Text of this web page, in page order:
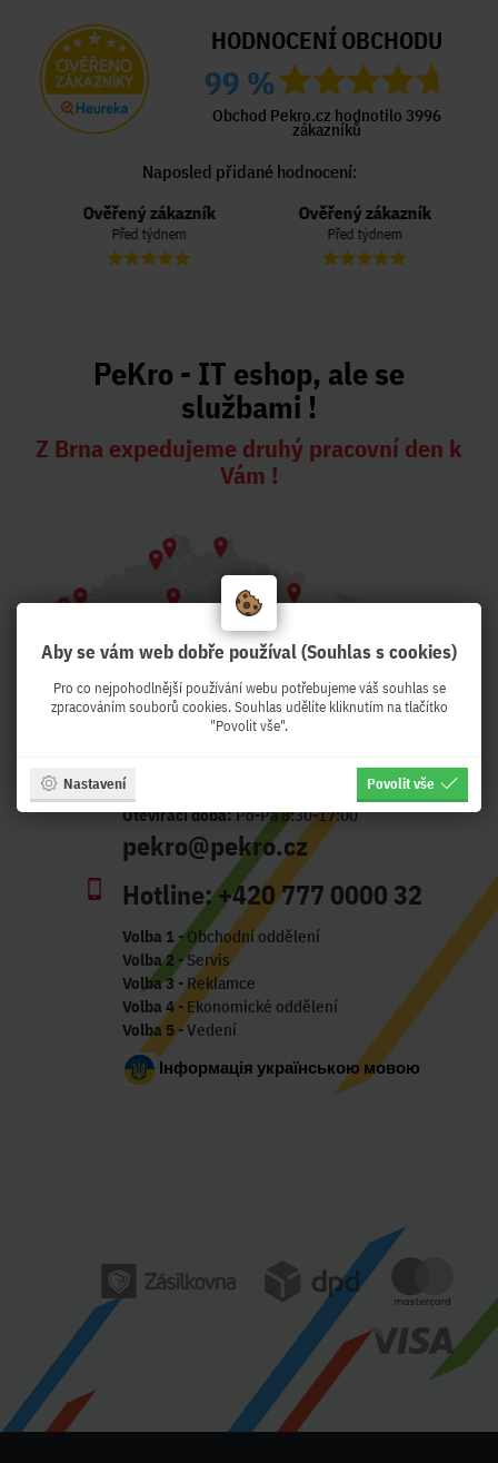
HODNOCENÍ OBCHODU
99 %
Obchod Pekro.cz hodnotilo 3996
zákazníků
Naposled přidané hodnocení:
Ověřený zákazník
Před týdnem
Ověřený zákazník
Před týdnem
PeKro - IT eshop, ale se
službami !
Z Brna expedujeme druhý pracovní den k
Vám !
Adresa:
Otevírací doba:Po-Pá 8:30-17:00
pekro@pekro.cz
Hotline:+420 777 0000 32
Volba 1- Obchodní oddělení
Volba 2 - Servis
Volba 3 - Reklamce
Volba 4- Ekonomické oddělení
Volba 5- Vedení
Інформація українською мовою
Aby se vám web dobře používal (Souhlas s cookies)
Pro co nejpohodlnější používání webu potřebujeme váš souhlas se
zpracováním souborů cookies. Souhlas udělíte kliknutím na tlačítko
"Povolit vše".
Nastavení Povolit vše